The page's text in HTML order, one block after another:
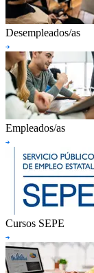
Desempleados/as
Empleados/as
Cursos SEPE